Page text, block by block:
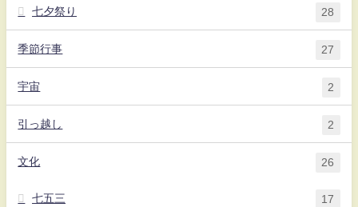
七夕祭り 28
季節行事 27
宇宙 2
引っ越し 2
文化 26
七五三 17